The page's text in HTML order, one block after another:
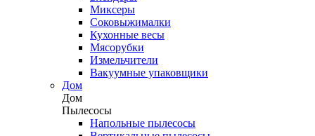
Миксеры
Соковыжималки
Кухонные весы
Мясорубки
Измельчители
Вакуумные упаковщики
Дом
Дом
Пылесосы
Напольные пылесосы